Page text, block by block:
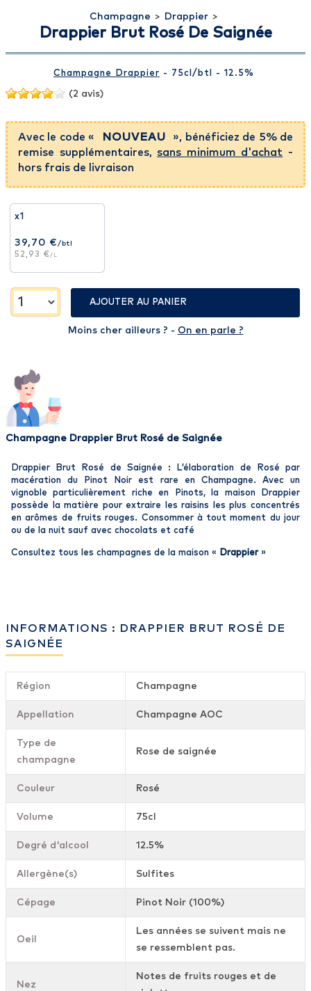
Champagne > Drappier >
Drappier Brut Rosé De Saignée
Champagne Drappier - 75cl /btl - 12.5%
(2 avis)
Avec le code « NOUVEAU
», bénéficiez de 5% de
remise supplémentaires,sans minimum d'achat -
hors frais de livraison
x1
39,70 €/btl
52,93 €/L
AJOUTER AU PANIER
Moins cher ailleurs ? - On en parle ?
Champagne Drappier Brut Rosé de Saignée
Drappier Brut Rosé de Saignée : L’élaboration de Rosé par
macération du Pinot Noir est rare en Champagne. Avec un
vignoble particulièrement riche en Pinots, la maison Drappier
possède la matière pour extraire les raisins les plus concentrés
en arômes de fruits rouges. Consommer à tout moment du jour
ou de la nuit sauf avec chocolats et café
Consultez tous les champagnes de la maison « Drappier»
INFORMATIONS : DRAPPIER BRUT ROSÉ DE
SAIGNÉE
Région Champagne
Appellation Champagne AOC
Type de
champagne
Rose de saignée
Couleur Rosé
Volume 75cl
Degré d'alcool 12.5%
Allergène(s) Sulfites
Cépage Pinot Noir (100%)
Oeil
Les années se suivent mais ne
se ressemblent pas.
Nez
Notes de fruits rouges et de